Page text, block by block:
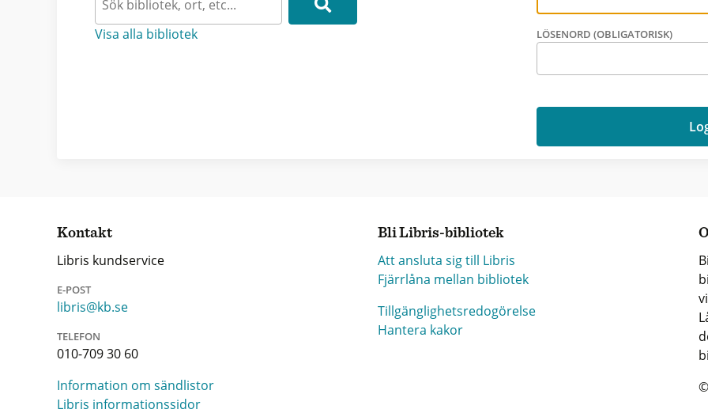
Visa alla bibliotek LÖSENORD (OBLIGATORISK)
Kontakt
Libris kundservice
E-POST
libris@kb.se
TELEFON
010-709 30 60
Information om sändlistor
Libris informationssidor
Bli Libris-bibliotek
Att ansluta sig till Libris
Fjärrlåna mellan bibliotek
Tillgänglighetsredogörelse
Hantera kakor